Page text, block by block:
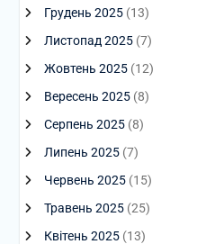
Грудень 2025(13)
Листопад 2025(7)
Жовтень 2025(12)
Вересень 2025(8)
Серпень 2025(8)
Липень 2025(7)
Червень 2025(15)
Травень 2025(25)
Квітень 2025(13)